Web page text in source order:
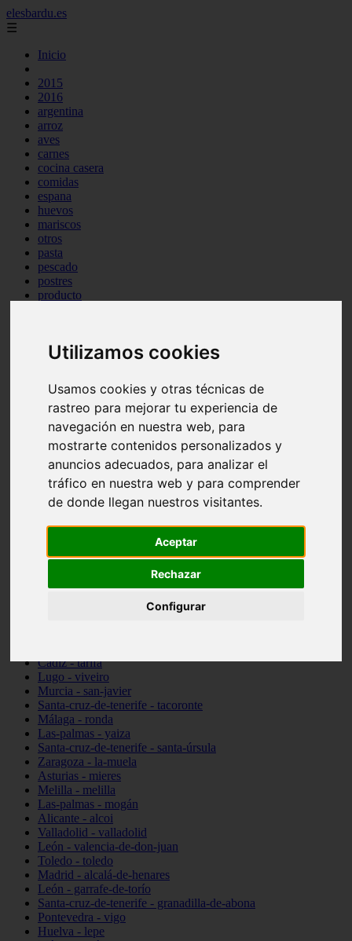
Utilizamos cookies
Usamos cookies y otras técnicas de
rastreo para mejorar tu experiencia de
navegación en nuestra web, para
mostrarte contenidos personalizados y
anuncios adecuados, para analizar el
tráfico en nuestra web y para comprender
de donde llegan nuestros visitantes.
Aceptar
Rechazar
Configurar
elesbardu.es
☰
Inicio
2015
2016
argentina
arroz
aves
carnes
cocina casera
comidas
espana
huevos
mariscos
otros
pasta
pescado
postres
producto
verduras
Teruel - sarrión
Cádiz - algodonales
Illes-balears - inca
Madrid - madrid
Málaga - torremolinos
Asturias - oviedo
Cádiz - el-puerto-de-santa-maría
Asturias - aller
Toledo - illescas
Barcelona - barcelona
Pontevedra - lalín
Cádiz - tarifa
Lugo - viveiro
Murcia - san-javier
Santa-cruz-de-tenerife - tacoronte
Málaga - ronda
Las-palmas - yaiza
Santa-cruz-de-tenerife - santa-úrsula
Zaragoza - la-muela
Asturias - mieres
Melilla - melilla
Las-palmas - mogán
Alicante - alcoi
Valladolid - valladolid
León - valencia-de-don-juan
Toledo - toledo
Madrid - alcalá-de-henares
León - garrafe-de-torío
Santa-cruz-de-tenerife - granadilla-de-abona
Pontevedra - vigo
Huelva - lepe